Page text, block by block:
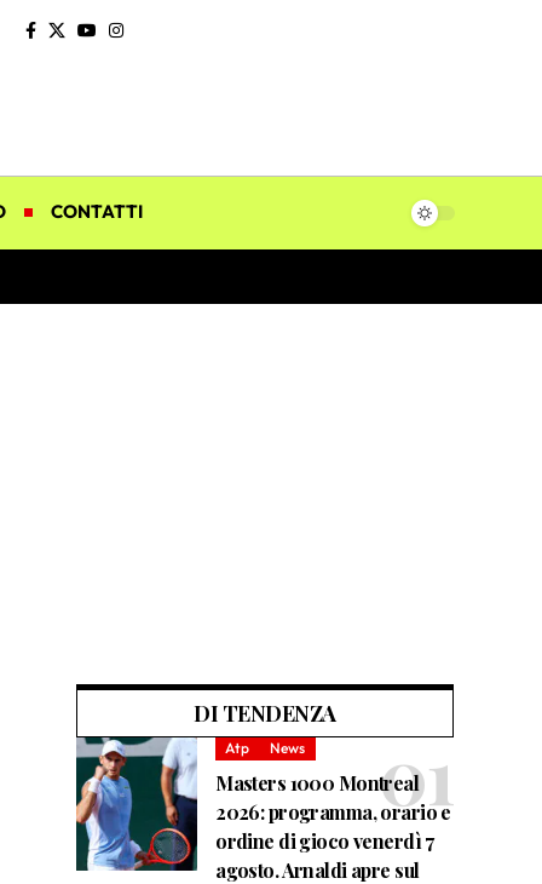
CONTATTI
DI TENDENZA
Atp News
Masters 1000 Montreal
2026: programma, orario e
ordine di gioco venerdì 7
agosto. Arnaldi apre sul